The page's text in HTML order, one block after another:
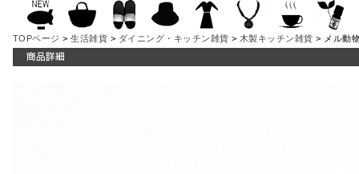
TOPページ >生活雑貨 > ダイニング・キッチン雑貨 > 木製キッチン雑貨 > メル動